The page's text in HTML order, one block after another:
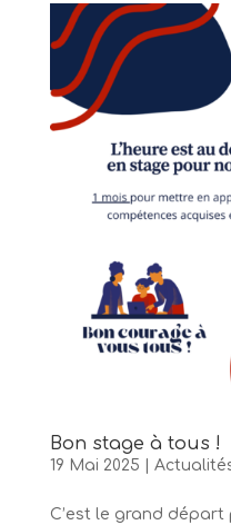
Bon stage à tous !
19 Mai 2025
C’est le grand